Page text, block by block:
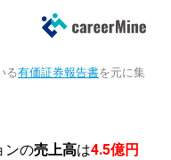
る有価証券報告書を元に集
ンの売上高は4.5億円